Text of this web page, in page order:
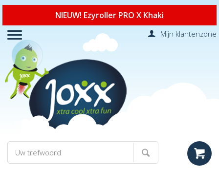
NIEUW! Ezyroller PRO X Khaki
Mijn klantenzone